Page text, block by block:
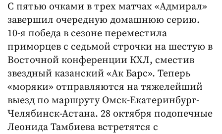
С пятью очками в трех матчах «Адмирал»
завершил очередную домашнюю серию.
10-я победа в сезоне переместила
приморцев с седьмой строчки на шестую в
Восточной конференции КХЛ, сместив
звездный казанский «Ак Барс». Теперь
«моряки» отправляются на тяжелейший
выезд по маршруту Омск-Екатеринбург-
Челябинск-Астана. 28 октября подопечные
Леонида Тамбиева встретятся с